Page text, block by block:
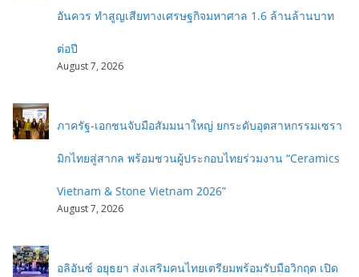
อันควร ทำสูญเสียทางเศรษฐกิจมหาศาล 1.6 ล้านล้านบาท
ต่อปี
August 7, 2026
ภาครัฐ-เอกชนจับมือสัมมนาใหญ่ ยกระดับอุตสาหกรรมเซรา
มิกไทยสู่สากล พร้อมชวนผู้ประกอบไทยร่วมงาน “Ceramics
Vietnam & Stone Vietnam 2026”
August 7, 2026
อลิอันซ์ อยุธยา ส่งเสริมคนไทยเตรียมพร้อมรับมือวิกฤต เปิด